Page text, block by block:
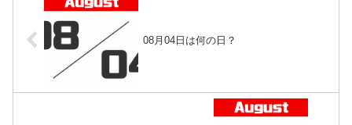
08月04日は何の日？